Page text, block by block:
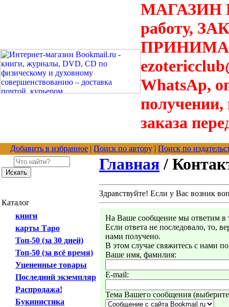
МАГАЗИН
работу,
WhatsAp,
получении,
заказа
Добавить в избранное | Поиск по автору | Поиск по
Каталог
книги
карты Таро
Топ-50 (за 30 дней)
Топ-50 (за всё время)
Уцененные товары
Последний экземпляр
Распродажа!
Букинистика
Главная /
Здравствуйте! Если у Вас возник
На Ваше сообщение мы ответим в
Если ответа не последовало, то,
нами получено.
В этом случае свяжитесь с нами
Ваше имя, фамилия:
E-mail:
Тема Вашего сообщения